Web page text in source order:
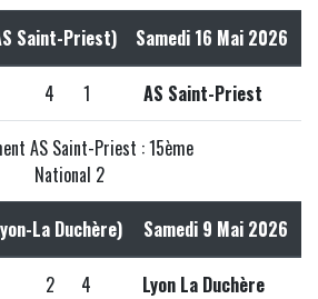
Saint-Priest) Samedi 16 Mai 2026
4 1 AS Saint-Priest
AS Saint-Priest : 15ème
National 2
La Duchère) Samedi 9 Mai 2026
2 4 Lyon La Duchère